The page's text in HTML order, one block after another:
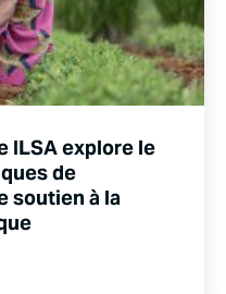
ILSA explore le
de
soutien à la